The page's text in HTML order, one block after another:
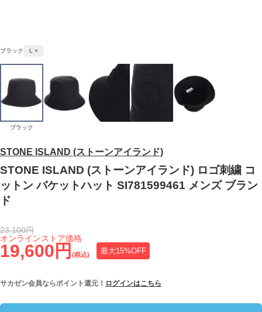
STONE ISLAND (ストーンアイランド)
STONE ISLAND (ストーンアイランド) ロゴ刺繍 コ
ットン バケットハット SI781599461 メンズ ブラン
ド
19,600円 (税込) 最大15%OFF
オンラインストア価格
23,100円
サカゼン会員ならポイント還元！ ログインはこちら
ブラック L ×
ブラック